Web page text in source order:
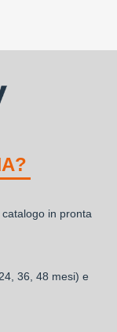
in pronta
36, 48 mesi) e